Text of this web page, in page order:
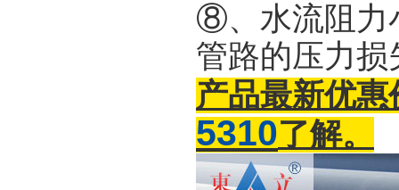
⑧、水流阻力
管路的压力
产品最新优惠
5310了解。